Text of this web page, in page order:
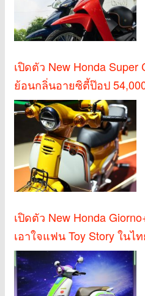
เปิดตัว New Honda Super
ย้อนกลิ่นอายซิตี้ป๊อป
เปิดตัว New Honda
เอาใจแฟน Toy Story ในไ